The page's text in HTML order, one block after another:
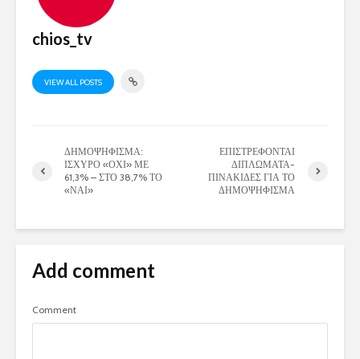
chios_tv
VIEW ALL POSTS
ΔΗΜΟΨΗΦΙΣΜΑ:
ΙΣΧΥΡΟ «ΟΧΙ» ΜΕ
61,3% – ΣΤΟ 38,7% ΤΟ
«ΝΑΙ»
ΕΠΙΣΤΡΕΦΟΝΤΑΙ
ΔΙΠΛΩΜΑΤΑ-
ΠΙΝΑΚΙΔΕΣ ΓΙΑ ΤΟ
ΔΗΜΟΨΗΦΙΣΜΑ
Add comment
Comment